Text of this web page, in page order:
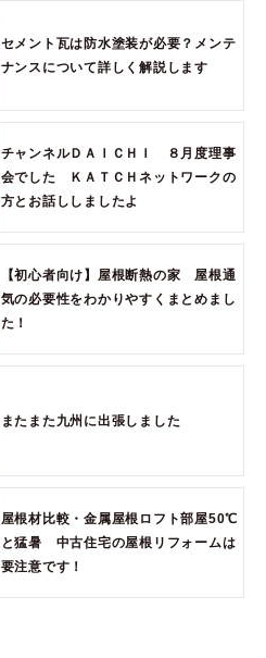
セメント瓦は防水塗装が必要？メンテ
ナンスについて詳しく解説します
チャンネルＤＡＩＣＨＩ ８月度理事
会でした ＫＡＴＣＨネットワークの
方とお話ししましたよ
【初心者向け】屋根断熱の家 屋根通
気の必要性をわかりやすくまとめまし
た！
またまた九州に出張しました
屋根材比較・金属屋根ロフト部屋50℃
と猛暑 中古住宅の屋根リフォームは
要注意です！